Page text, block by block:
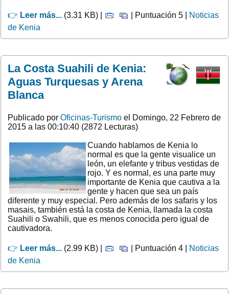
👉 Leer más... (3.31 KB) | | Puntuación 5 |
Noticias
de Kenia
La Costa Suahili de Kenia:
Aguas Turquesas y Arena
Blanca
Publicado por Oficinas-Turismo el Domingo, 22 Febrero de
2015 a las 00:10:40 (2872 Lecturas)
Cuando hablamos de Kenia lo
normal es que la gente visualice un
león, un elefante y tribus vestidas de
rojo. Y es normal, es una parte muy
importante de Kenia que cautiva a la
gente y hacen que sea un país
diferente y muy especial. Pero además de los safaris y los
masais, también está la costa de Kenia, llamada la costa
Suahili o Swahili, que es menos conocida pero igual de
cautivadora.
👉 Leer más... (2.99 KB) | | Puntuación 4 |
Noticias
de Kenia